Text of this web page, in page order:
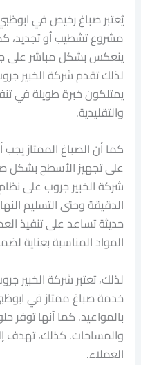
يُعتبر صباغ رخيص في
مشروع تشطيب أو تجديد،
ينعكس بشكل مباشر على
لذلك تقدم شركة الخبير
يمتلكون خبرة طويلة في
والتقليدية.
كما أن الصباغ الممتاز
على تجهيز الأسطح بشكل
شركة الخبير جروب على
الدقيقة وحتى التسليم
حديثة تساعد على تنفيذ
المواد المناسبة بعناية
لذلك، تعتبر شركة الخبير
خدمة صباغ ممتاز في
بالمواعيد. كما أنها توفر
والمساحات. كذلك، تهدف
العملاء.